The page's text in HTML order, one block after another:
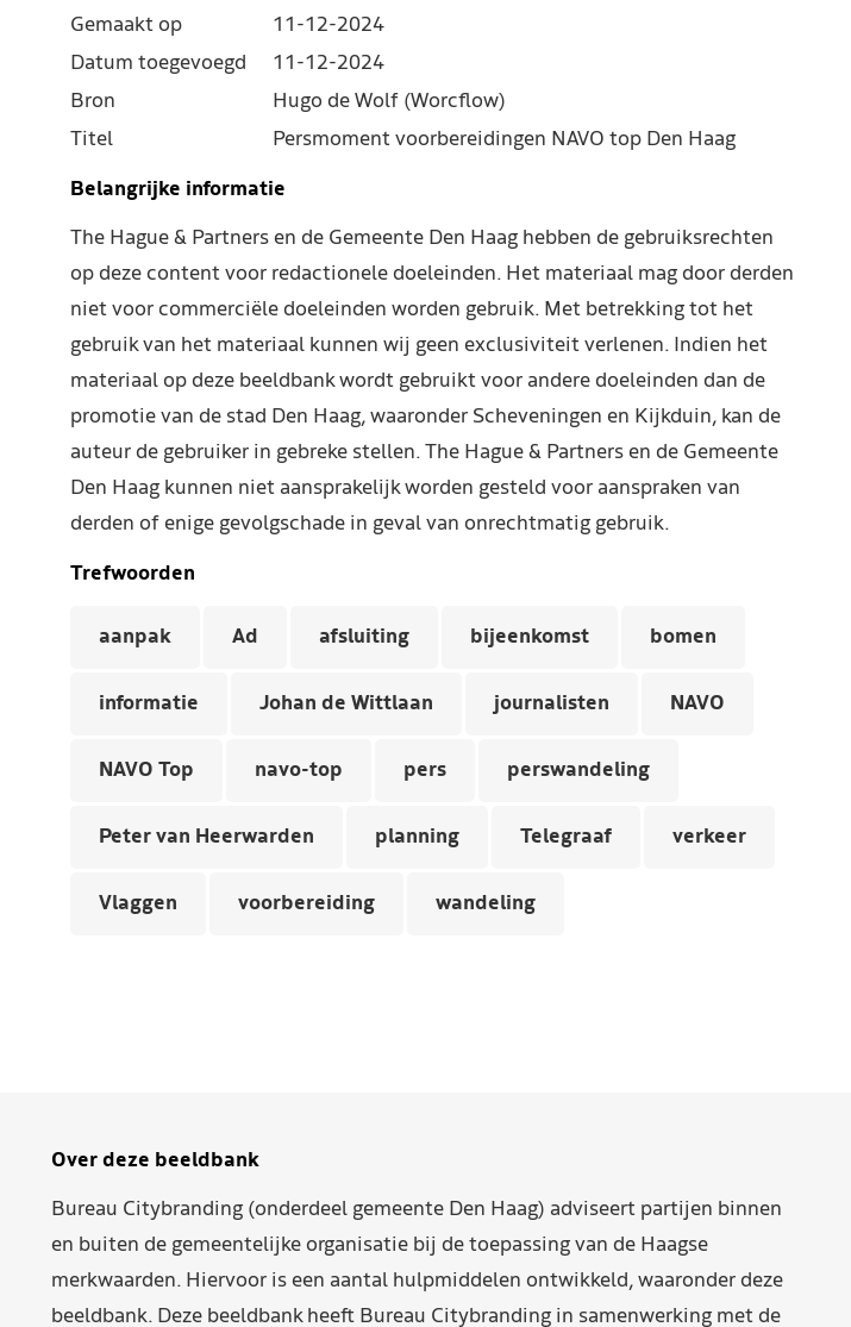
Gemaakt op
11-12-2024
Datum toegevoegd
11-12-2024
Bron
Hugo de Wolf (Worcflow)
Titel
Persmoment voorbereidingen NAVO top Den Haag
Belangrijke informatie
The Hague & Partners en de Gemeente Den Haag hebben de gebruiksrechten
op deze content voor redactionele doeleinden. Het materiaal mag door derden
niet voor commerciële doeleinden worden gebruik. Met betrekking tot het
gebruik van het materiaal kunnen wij geen exclusiviteit verlenen. Indien het
materiaal op deze beeldbank wordt gebruikt voor andere doeleinden dan de
promotie van de stad Den Haag, waaronder Scheveningen en Kijkduin, kan de
auteur de gebruiker in gebreke stellen. The Hague & Partners en de Gemeente
Den Haag kunnen niet aansprakelijk worden gesteld voor aanspraken van
derden of enige gevolgschade in geval van onrechtmatig gebruik.
Trefwoorden
aanpak Ad afsluiting bijeenkomst bomen
informatie Johan de Wittlaan journalisten NAVO
NAVO Top navo-top pers perswandeling
Peter van Heerwarden planning Telegraaf verkeer
Vlaggen voorbereiding wandeling
Over deze beeldbank
Bureau Citybranding (onderdeel gemeente Den Haag) adviseert partijen binnen
en buiten de gemeentelijke organisatie bij de toepassing van de Haagse
merkwaarden. Hiervoor is een aantal hulpmiddelen ontwikkeld, waaronder deze
beeldbank. Deze beeldbank heeft Bureau Citybranding in samenwerking met de